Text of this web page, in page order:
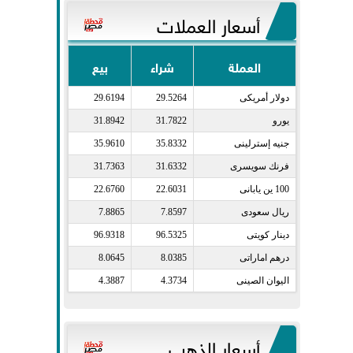
أسعار العملات
العملة شراء بيع
دولار أمريكى​ 29.5264
29.6194
يورو​ 31.7822
31.8942
جنيه إسترلينى​ 35.8332
35.9610
فرنك سويسرى​ 31.6332
31.7363
100 ين يابانى​ 22.6031
22.6760
ريال سعودى​ 7.8597
7.8865
دينار كويتى​ 96.5325
96.9318
درهم اماراتى​ 8.0385
8.0645
اليوان الصينى​ 4.3734
4.3887
أسعار الذهب